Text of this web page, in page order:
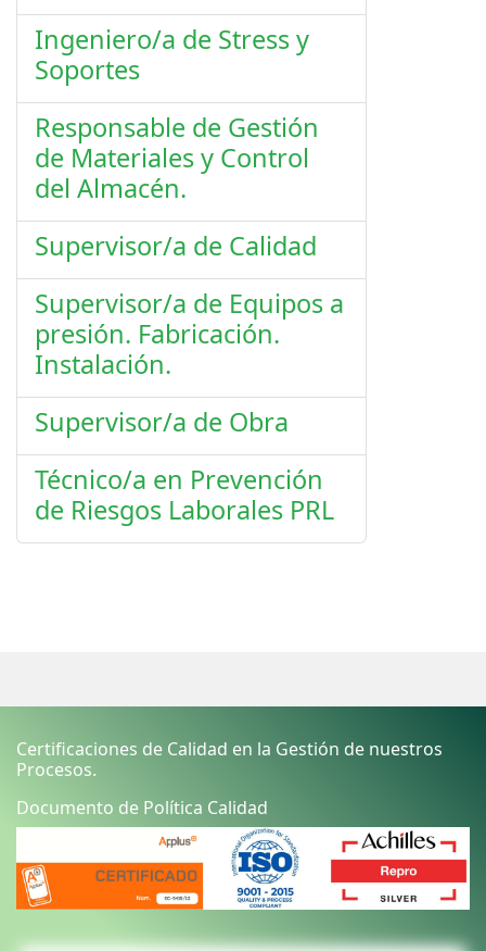
Ingeniero/a de Stress y
Soportes
Responsable de Gestión
de Materiales y Control
del Almacén.
Supervisor/a de Calidad
Supervisor/a de Equipos a
presión. Fabricación.
Instalación.
Supervisor/a de Obra
Técnico/a en Prevención
de Riesgos Laborales PRL
Certificaciones de Calidad en la Gestión de nuestros
Procesos.
Documento de Política Calidad